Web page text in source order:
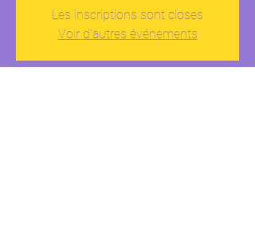
Les inscriptions sont closes
Voir d'autres événements